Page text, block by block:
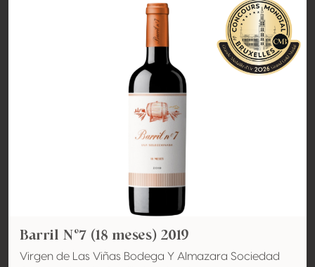
Barril Nº7 (18 meses) 2019
Virgen de Las Viñas Bodega Y Almazara Sociedad